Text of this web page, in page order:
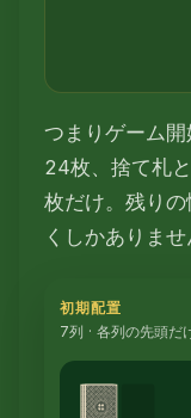
つまりゲーム
24枚、捨て札
枚だけ。残り
くしかありませ
初期配置
7列 · 各列の先頭だ